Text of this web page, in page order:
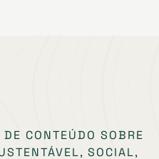
CONTEÚDO SOBRE
SOCIAL,